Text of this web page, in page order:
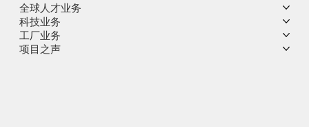
全球人才业务
科技业务
工厂业务
项目之声